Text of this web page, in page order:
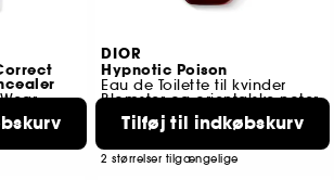
DIOR
Hypnotic Poison
Eau de Toilette til kvinder
Blomster og orientalske noter
994
569,00 KR
2 størrelser tilgængelige
Tilføj til indkøbskurv